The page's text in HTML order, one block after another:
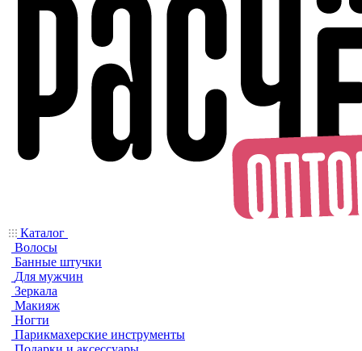
Каталог
Волосы
Банные штучки
Для мужчин
Зеркала
Макияж
Ногти
Парикмахерские инструменты